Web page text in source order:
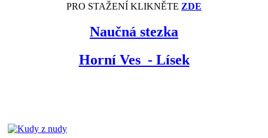
PRO STAŽENÍ KLIKNĚTE ZDE
Naučná stezka
Horní Ves - Lísek